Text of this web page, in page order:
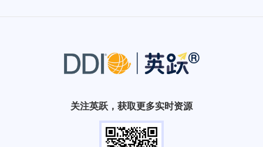
关注英跃，获取更多实时资源